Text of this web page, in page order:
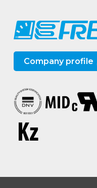
Company profile